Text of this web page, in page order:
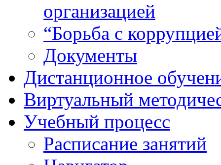
организацией
“Борьба с
Документы
Дистанционное
Виртуальный
Учебный процесс
Расписание занятий